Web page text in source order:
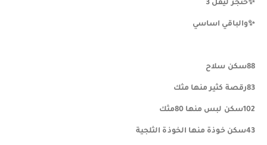
✨️خنجر ليفل 3
✨️والباقي اساسي
88سكن سلاح
83رقصة كثير منها مثك
102سكن لبس منها 80مثك
43سكن خوذة منها الخوذة الثلجية